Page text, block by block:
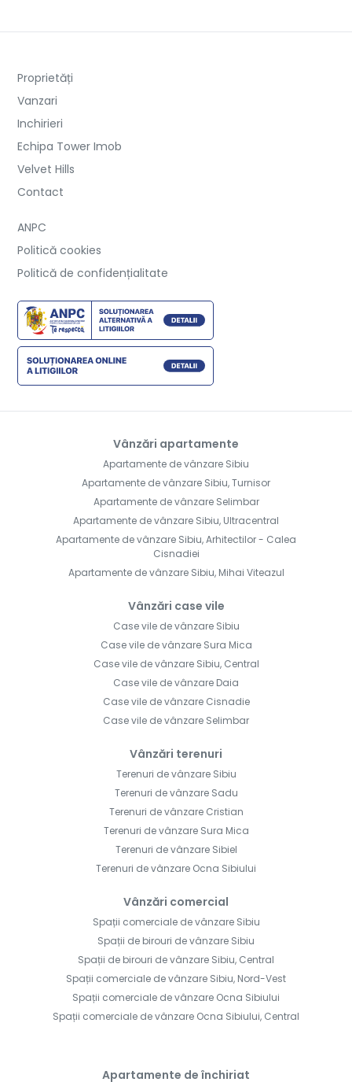
Proprietăți
Vanzari
Inchirieri
Echipa Tower Imob
Velvet Hills
Contact
ANPC
Politică cookies
Politică de confidențialitate
Vânzări apartamente
Apartamente de vânzare Sibiu
Apartamente de vânzare Sibiu, Turnisor
Apartamente de vânzare Selimbar
Apartamente de vânzare Sibiu, Ultracentral
Apartamente de vânzare Sibiu, Arhitectilor - Calea
Cisnadiei
Apartamente de vânzare Sibiu, Mihai Viteazul
Vânzări case vile
Case vile de vânzare Sibiu
Case vile de vânzare Sura Mica
Case vile de vânzare Sibiu, Central
Case vile de vânzare Daia
Case vile de vânzare Cisnadie
Case vile de vânzare Selimbar
Vânzări terenuri
Terenuri de vânzare Sibiu
Terenuri de vânzare Sadu
Terenuri de vânzare Cristian
Terenuri de vânzare Sura Mica
Terenuri de vânzare Sibiel
Terenuri de vânzare Ocna Sibiului
Vânzări comercial
Spații comerciale de vânzare Sibiu
Spații de birouri de vânzare Sibiu
Spații de birouri de vânzare Sibiu, Central
Spații comerciale de vânzare Sibiu, Nord-Vest
Spații comerciale de vânzare Ocna Sibiului
Spații comerciale de vânzare Ocna Sibiului, Central
Apartamente de închiriat